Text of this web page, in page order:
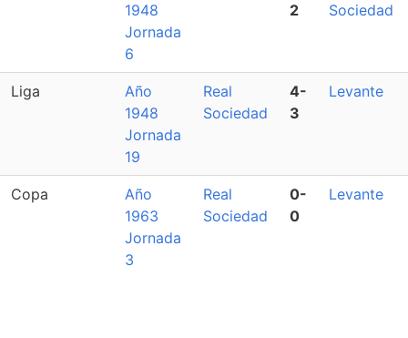
1948
Jornada
6
2
Sociedad
Liga
Año
1948
Jornada
19
Real
Sociedad
4-
3
Levante
Copa
Año
1963
Jornada
3
Real
Sociedad
0-
0
Levante